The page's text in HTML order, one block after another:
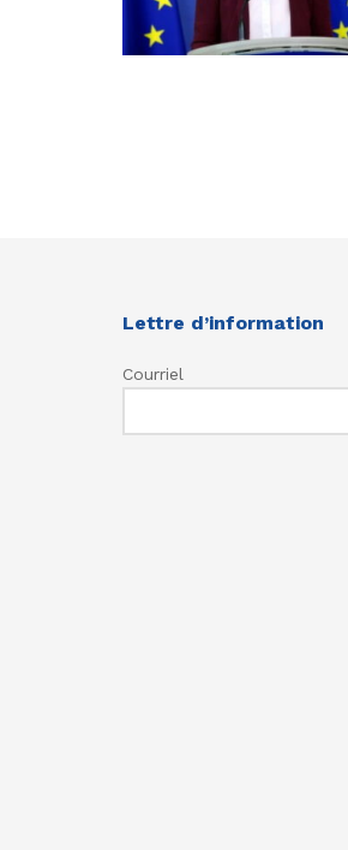
Lettre d’information
Courriel